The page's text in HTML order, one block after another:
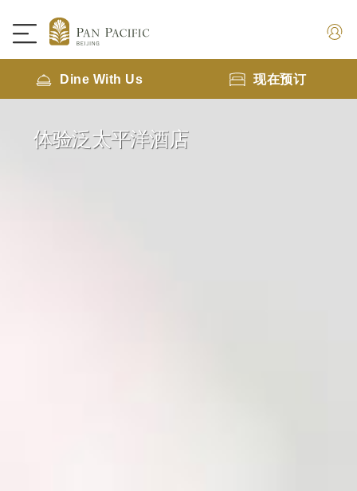
Dine With Us 现在预订
体验泛太平洋酒店